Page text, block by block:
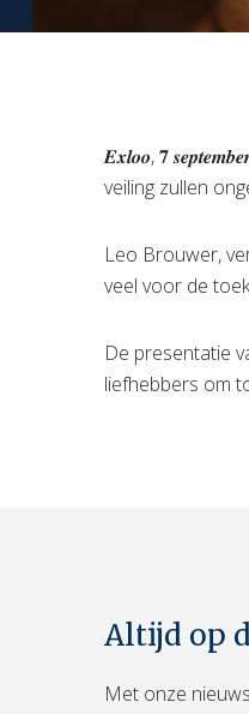
𝑬𝒙𝒍𝒐𝒐, 𝟕
veiling zullen
Leo Brouwer,
veel voor de
De presentatie
liefhebbers om
Altijd op
Met onze